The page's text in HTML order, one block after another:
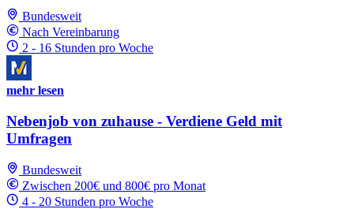
Bundesweit
Nach Vereinbarung
2 - 16 Stunden pro Woche
mehr lesen
Nebenjob von zuhause - Verdiene Geld mit
Umfragen
Bundesweit
Zwischen 200€ und 800€ pro Monat
4 - 20 Stunden pro Woche